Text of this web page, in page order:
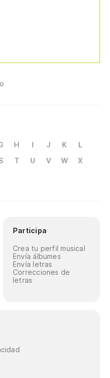
H I J K
L
T U V W
X
Participa
Crea tu perfil musical
Envía álbumes
Envía letras
Correcciones de
letras